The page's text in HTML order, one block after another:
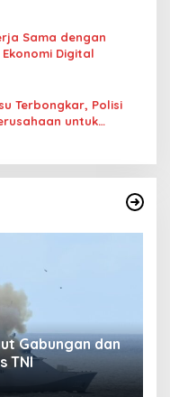
Sama dengan
Digital
Terbongkar, Polisi
untuk
Gabungan dan
TNI